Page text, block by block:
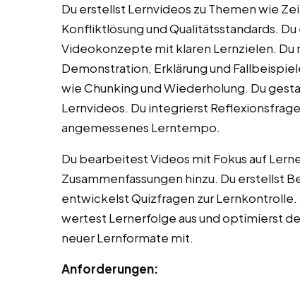
Du erstellst Lernvideos zu Themen wie
Konfliktlösung und Qualitätsstandards.
Videokonzepte mit klaren Lernzielen.
Demonstration, Erklärung und
wie Chunking und Wiederholung. Du
Lernvideos. Du integrierst
angemessenes Lerntempo.
Du bearbeitest Videos mit Fokus auf
Zusammenfassungen hinzu. Du erstellst
entwickelst Quizfragen zur
wertest Lernerfolge aus und optimierst
neuer Lernformate mit.
Anforderungen: